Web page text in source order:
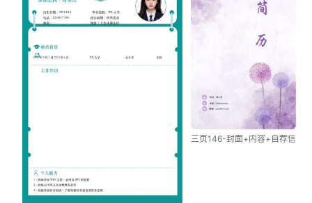
三页146-封面+内容+自荐信